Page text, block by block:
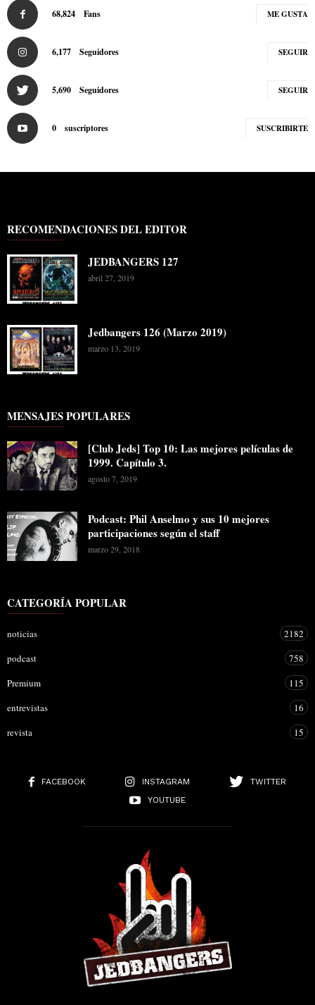
68,824 Fans ME GUSTA
6,177 Seguidores SEGUIR
5,690 Seguidores SEGUIR
0 suscriptores SUSCRIBIRTE
RECOMENDACIONES DEL EDITOR
JEDBANGERS 127
abril 27, 2019
Jedbangers 126 (Marzo 2019)
marzo 13, 2019
MENSAJES POPULARES
[Club Jeds] Top 10: Las mejores películas de
1999. Capítulo 3.
agosto 7, 2019
Podcast: Phil Anselmo y sus 10 mejores
participaciones según el staff
marzo 29, 2018
CATEGORÍA POPULAR
noticias
2182
podcast
758
Premium
115
entrevistas
16
revista
15
FACEBOOK INSTAGRAM
TWITTER
YOUTUBE